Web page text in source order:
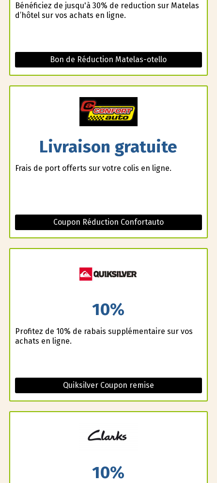
Bénéficiez de jusqu'à 30% de reduction sur Matelas
d’hôtel sur vos achats en ligne.
Bon de Réduction Matelas-otello
Livraison gratuite
Frais de port offerts sur votre colis en ligne.
Coupon Réduction Confortauto
10%
Profitez de 10% de rabais supplémentaire sur vos
achats en ligne.
Quiksilver Coupon remise
10%